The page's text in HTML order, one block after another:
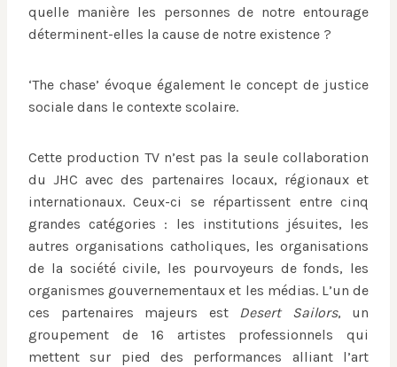
quelle manière les personnes de notre entourage
déterminent-elles la cause de notre existence ?
‘The chase’ évoque également le concept de justice
sociale dans le contexte scolaire.
Cette production TV n’est pas la seule collaboration
du JHC avec des partenaires locaux, régionaux et
internationaux. Ceux-ci se répartissent entre cinq
grandes catégories : les institutions jésuites, les
autres organisations catholiques, les organisations
de la société civile, les pourvoyeurs de fonds, les
organismes gouvernementaux et les médias. L’un de
ces partenaires majeurs est Desert Sailors, un
groupement de 16 artistes professionnels qui
mettent sur pied des performances alliant l’art